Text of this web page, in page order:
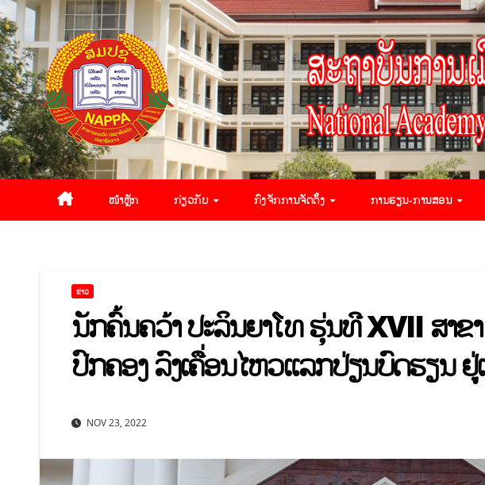
ໜ້າຫຼັກ ກ່ຽວກັບ ກົງຈັກການຈັດຕັ້ງ ການຮຽນ-ການສອນ
ຂ່າວ
ນັກຄົ້ນຄວ້າ ປະລິນຍາໂທ ຮຸ່ນທີ XVII ສາຂາ
ປົກຄອງ ລົງເຄື່ອນໄຫວແລກປ່ຽນບົດຮຽນ ຢູ່
NOV 23, 2022